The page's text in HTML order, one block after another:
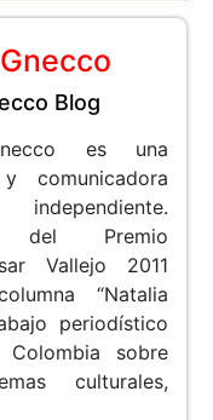
Blog
es una
comunicadora
del Premio
Vallejo 2011
“Natalia
periodístico
sobre
culturales,